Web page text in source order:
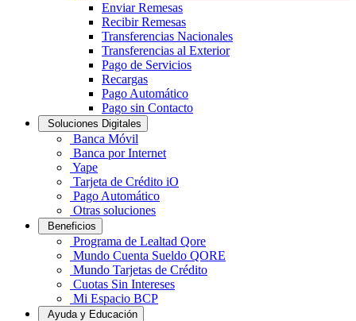
Enviar Remesas
Recibir Remesas
Transferencias Nacionales
Transferencias al Exterior
Pago de Servicios
Recargas
Pago Automático
Pago sin Contacto
Soluciones Digitales
Banca Móvil
Banca por Internet
Yape
Tarjeta de Crédito iO
Pago Automático
Otras soluciones
Beneficios
Programa de Lealtad Qore
Mundo Cuenta Sueldo QORE
Mundo Tarjetas de Crédito
Cuotas Sin Intereses
Mi Espacio BCP
Ayuda y Educación